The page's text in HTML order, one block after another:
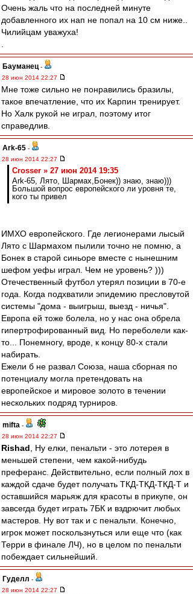
Очень жаль что на последней минуте
добавленного их нап не попал на 10 см ниже..
Чилийцам уважуха!
Бауманец -
28 июн 2014 22:27
Мне тоже сильно не понравились бразилы,
такое впечатление, что их Карпин тренирует.
Но Халк рукой не играл, поэтому итог
справедлив.
Ark-65 -
28 июн 2014 22:27
Crosser » 27 июн 2014 19:35
Ark-65, Лято, Шармах,Бонек)) знаю, знаю)))
Большой вопрос европейского ли уровня те,
кого ты привел
ИМХО европейского. Где легионерами лысый
Лято с Шармахом пылили точно не помню, а
Бонек в старой синьоре вместе с нынешним
шефом уефы играл. Чем не уровень? )))
Отечественный футбол утерял позиции в 70-е
года. Когда подхватили эпидемию пресловутой
системы "дома - выигрыш, выезд - ничья".
Европа ей тоже болела, но у нас она обрела
гипертрофированный вид. Но переболели как-
то... Понемногу, вроде, к концу 80-х стали
набирать.
Ежели б не развал Союза, наша сборная по
потенциалу могла претендовать на
европейское и мировое золото в течении
нескольких подряд турниров.
mifta -
28 июн 2014 22:27
Rishad , Ну елки, пенальти - это лотерея в
меньшей степени, чем какой-нибудь
преферанс. Действительно, если полный лох в
каждой сдаче будет получать ТКД-ТКД-ТКД-Т и
оставшийся марьяж для красоты в прикупе, он
завсегда будет играть 7БК и вздрючит любых
мастеров. Ну вот так и с пенальти. Конечно,
игрок может поскользнуться или еще что (как
Терри в финале ЛЧ), но в целом по пенальти
побеждает сильнейший.
Гуделл -
28 июн 2014 22:27